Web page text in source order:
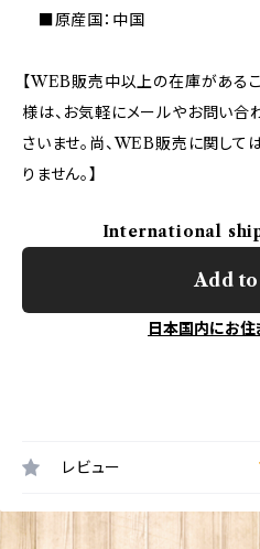
■原産国：中国
【WEB販売中以上の在庫がある
様は、お気軽にメールやお問い合
さいませ。尚、WEB販売に関して
りません。】
International
Add
日本国内にお
レビュー